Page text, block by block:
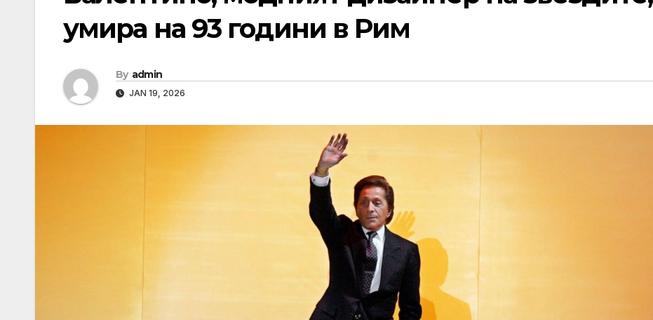
умира на 93 години в Рим
By admin
JAN 19, 2026